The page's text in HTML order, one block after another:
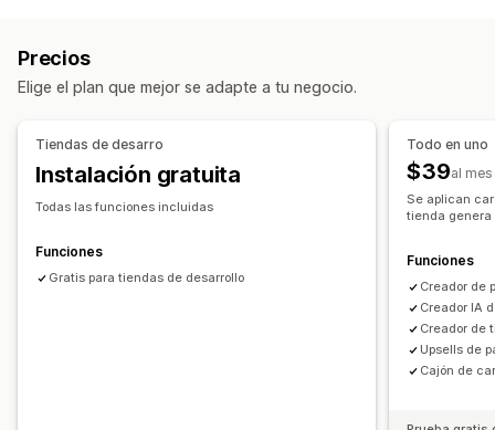
Páginas de Acerca de nosotros
Ventanas emergentes Páginas legales Páginas de precios
Gestión de páginas
Páginas de borradores
Secciones globales
Estilos globales
Registros de actividad
Precios
Elige el plan que mejor se adapte a tu negocio.
Tiendas de desarro
Instalación gratuita
Todas las funciones incluidas
Funciones
Gratis para tiendas de desarrollo
Todo en uno
$39al mes
Se aplican
tienda genera
Funciones
Creador de
Creador IA
Creador de
Upsells de
Cajón de